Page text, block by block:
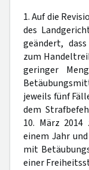
1. Auf die
des
geändert,
zum
geringer
jeweils fünf
dem
10. März
einem Jahr
mit
einer